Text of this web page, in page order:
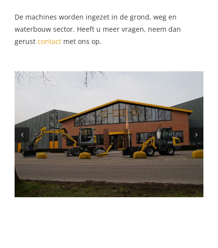
De machines worden ingezet in de grond, weg en
waterbouw sector. Heeft u meer vragen, neem dan
gerust contact met ons op.